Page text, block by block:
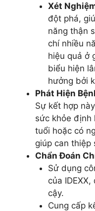
Xét
đột phá,
năng thận
chí nhiều
hiệu quả ở
biểu hiện
hưởng bởi
Phát Hiện
Sự kết hợp
sức khỏe định
tuổi hoặc có
giúp can thiệp
Chẩn Đoán
Sử dụng
của
cậy.
Cung cấp